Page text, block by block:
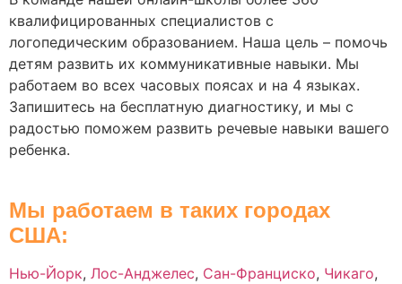
квалифицированных специалистов с
логопедическим образованием. Наша цель – помочь
детям развить их коммуникативные навыки. Мы
работаем во всех часовых поясах и на 4 языках.
Запишитесь на бесплатную диагностику, и мы с
радостью поможем развить речевые навыки вашего
ребенка.
Мы работаем в таких городах
США:
Нью-Йорк, Лос-Анджелес, Сан-Франциско, Чикаго,